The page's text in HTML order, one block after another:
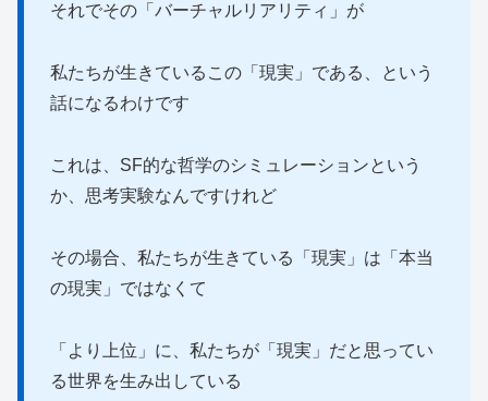
それでその「バーチャルリアリティ」が
私たちが生きているこの「現実」である、という
話になるわけです
これは、SF的な哲学のシミュレーションという
か、思考実験なんですけれど
その場合、私たちが生きている「現実」は「本当
の現実」ではなくて
「より上位」に、私たちが「現実」だと思ってい
る世界を生み出している